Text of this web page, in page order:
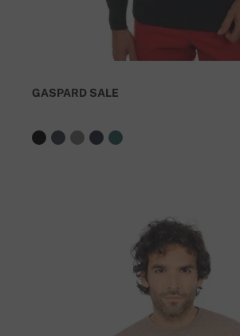
GASPARD SALE